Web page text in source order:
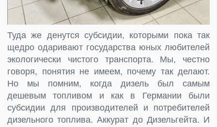
Туда же денутся субсидии, которыми пока так
щедро одаривают государства юных любителей
экологически чистого транспорта. Мы, честно
говоря, понятия не имеем, почему так делают.
Но мы помним, когда дизель был самым
дешевым топливом и как в Германии были
субсидии для производителей и потребителей
дизельного топлива. Аккурат до Дизельгейта. И